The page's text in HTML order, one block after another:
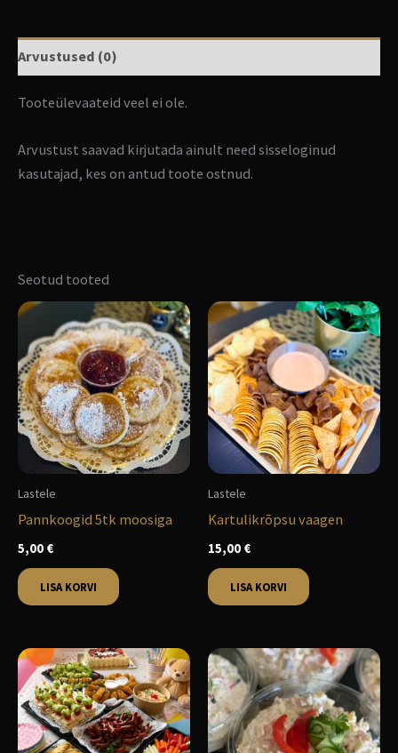
Arvustused (0)
Tooteülevaateid veel ei ole.
Arvustust saavad kirjutada ainult need sisseloginud
kasutajad, kes on antud toote ostnud.
Seotud tooted
Lastele
Pannkoogid 5tk moosiga
5,00 €
LISA KORVI
Lastele
Kartulikrõpsu vaagen
15,00 €
LISA KORVI